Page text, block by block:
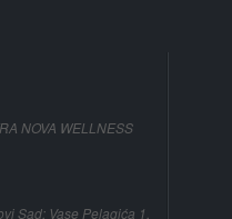
NOVA WELLNESS
Sad: Vase Pelagića 1,